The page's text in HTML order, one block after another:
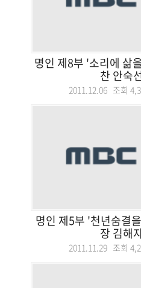
명인 제8부 '소리에 삶
찬 안숙
2011.12.06 조회
명인 제5부 '천년숨결
장 김해
2011.11.29 조회